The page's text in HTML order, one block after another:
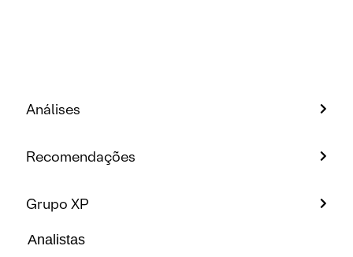
Análises
Recomendações
Grupo XP
Analistas